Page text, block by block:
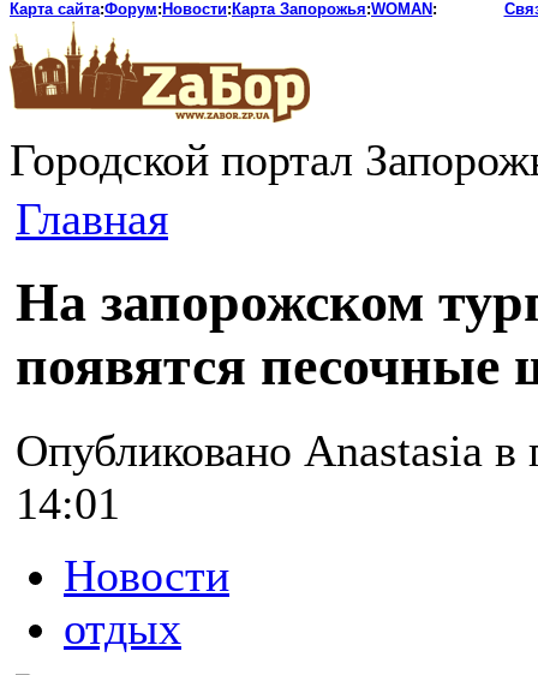
Карта сайта:Форум: Новости: Карта Запорожья:WOMAN :
Городской портал
Главная
На запорожском
появятся песочные
Опубликовано Anastasia в
14:01
Новости
отдых